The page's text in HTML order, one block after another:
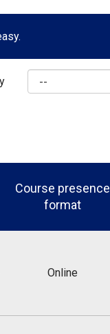
Course presence
format
Online